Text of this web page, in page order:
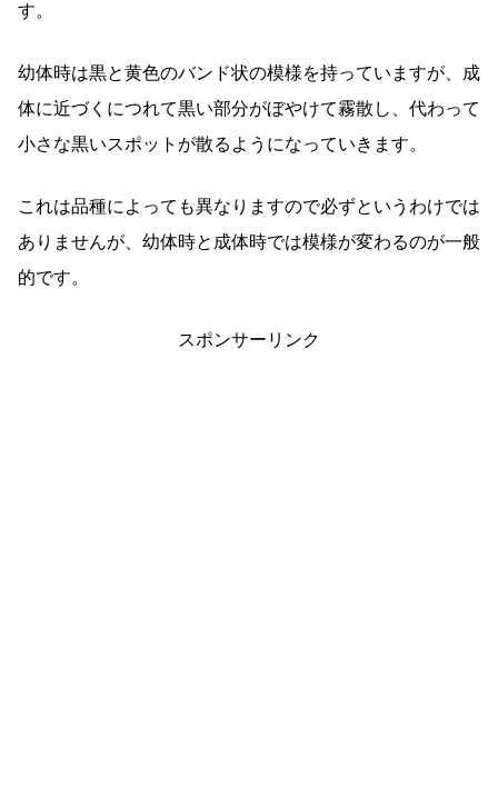
す。
幼体時は黒と黄色のバンド状の模様を持っていますが、成
体に近づくにつれて黒い部分がぼやけて霧散し、代わって
小さな黒いスポットが散るようになっていきます。
これは品種によっても異なりますので必ずというわけでは
ありませんが、幼体時と成体時では模様が変わるのが一般
的です。
スポンサーリンク